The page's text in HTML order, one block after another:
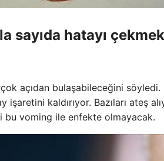
sayıda hatayı
açıdan bulaşabileceğini söyledi.
işaretini kaldırıyor. Bazıları ateş
bu voming ile enfekte olmayacak.